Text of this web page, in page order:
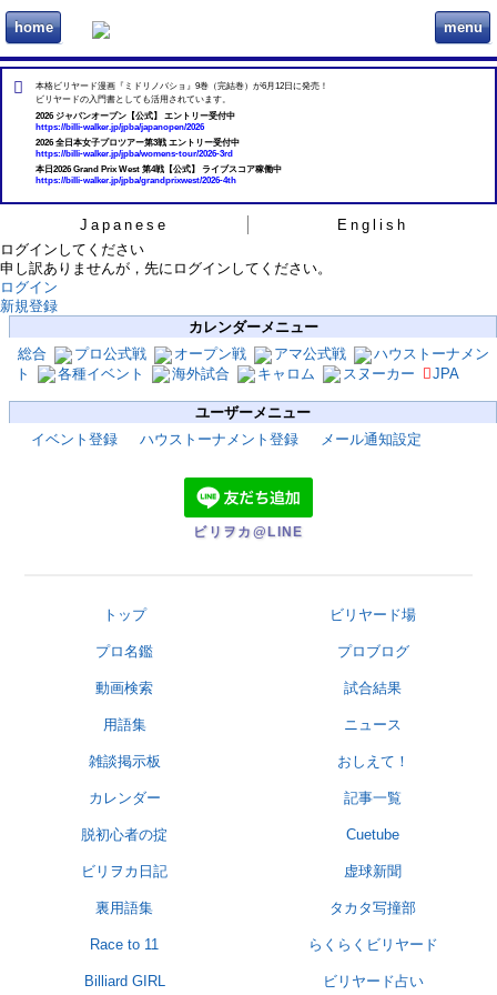
home ビリヲカ menu
本格ビリヤード漫画『ミドリノバショ』9巻（完結巻）が6月12日に発売！
ビリヤードの入門書としても活用されています。
2026 ジャパンオープン【公式】 エントリー受付中
https://billi-walker.jp/jpba/japanopen/2026
2026 全日本女子プロツアー第3戦 エントリー受付中
https://billi-walker.jp/jpba/womens-tour/2026-3rd
本日2026 Grand Prix West 第4戦【公式】 ライブスコア稼働中
https://billi-walker.jp/jpba/grandprixwest/2026-4th
Japanese
English
ログインしてください
申し訳ありませんが，先にログインしてください。
ログイン
新規登録
カレンダーメニュー
総合
プロ公式戦 オープン戦 アマ公式戦
ハウストーナメン
ト
各種イベント 海外試合 キャロム スヌーカー JPA
ユーザーメニュー
イベント登録
ハウストーナメント登録 メール通知設定
ビリヲカ@LINE
トップ ビリヤード場
プロ名鑑 プロブログ
動画検索 試合結果
用語集 ニュース
雑談掲示板 おしえて！
カレンダー 記事一覧
脱初心者の掟 Cuetube
ビリヲカ日記 虚球新聞
裏用語集 タカタ写撞部
Race to 11 らくらくビリヤード
Billiard GIRL ビリヤード占い